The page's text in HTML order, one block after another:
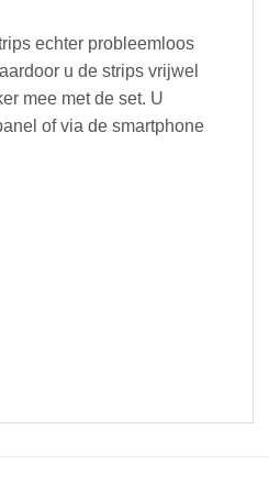
echter probleemloos
u de strips vrijwel
mee met de set. U
of via de smartphone